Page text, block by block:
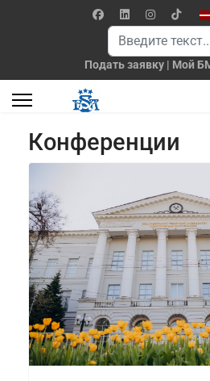
Поиск
Подать заявку | Мой
Конференции